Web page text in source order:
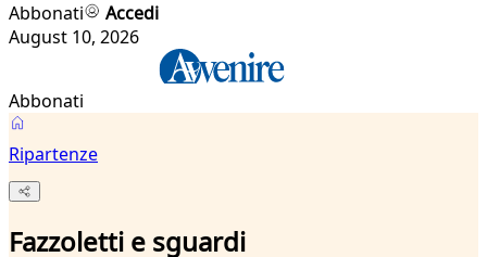
Abbonati
Accedi
August 10, 2026
Abbonati
Ripartenze
Fazzoletti e sguardi